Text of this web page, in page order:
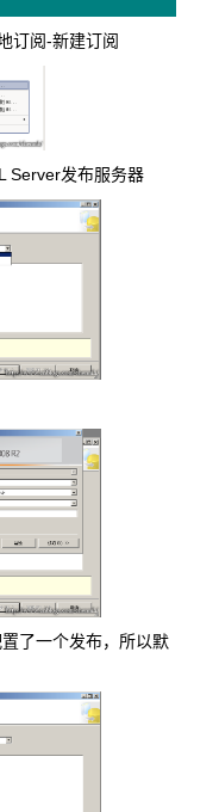
订阅-新建订阅
Server发布服务器
了一个发布，所以默